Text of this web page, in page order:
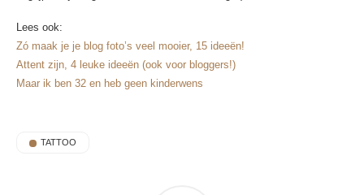
Lees ook:
Zó maak je je blog foto’s veel mooier, 15 ideeën!
Attent zijn, 4 leuke ideeën (ook voor bloggers!)
Maar ik ben 32 en heb geen kinderwens
TATTOO